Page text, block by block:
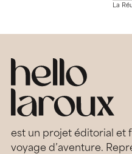
La
est un projet éditorial et
voyage d’aventure.